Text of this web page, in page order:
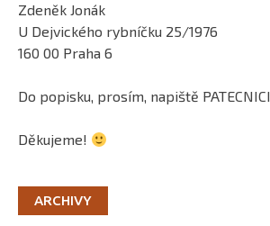
Zdeněk Jonák
U Dejvického rybníčku 25/1976
160 00 Praha 6
Do popisku, prosím, napiště PATECNICI
Děkujeme!
ARCHIVY